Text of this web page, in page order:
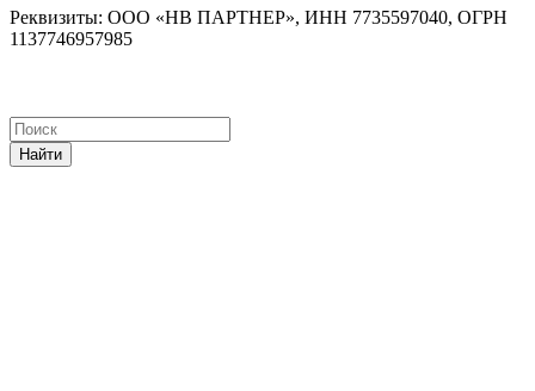
Реквизиты: ООО «НВ ПАРТНЕР», ИНН 7735597040, ОГРН
1137746957985
Найти